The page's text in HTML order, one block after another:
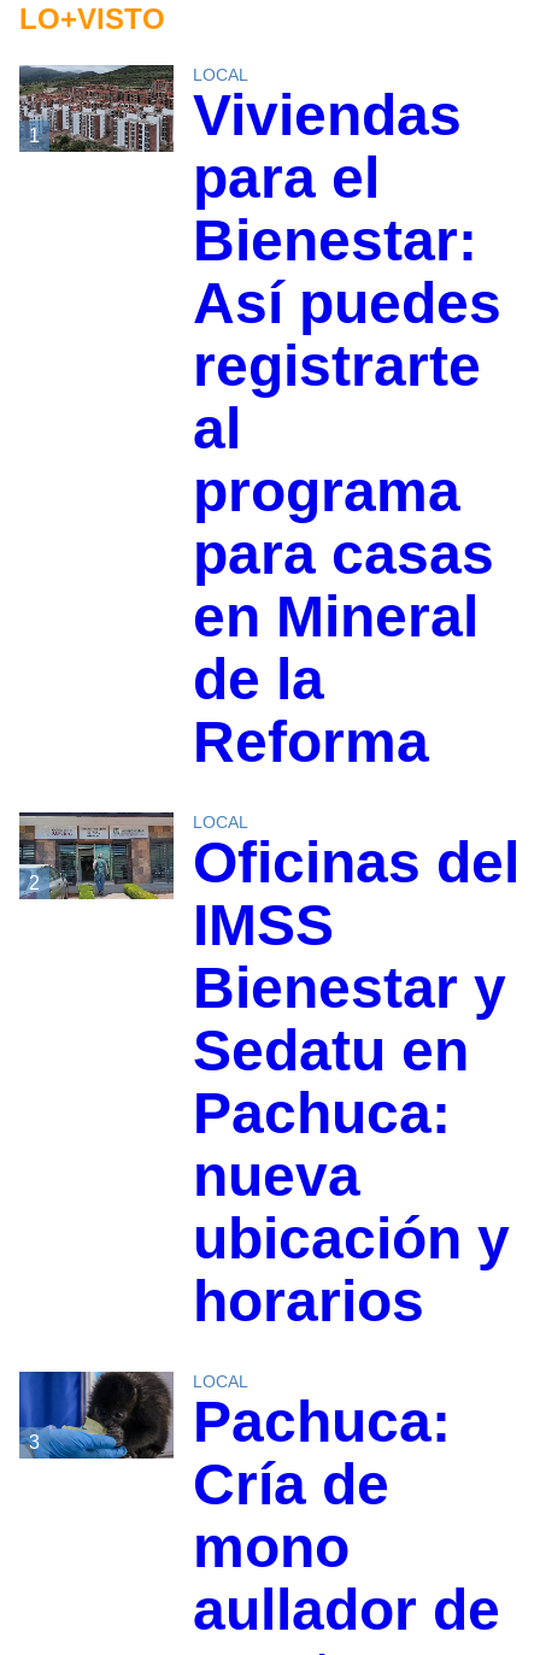
LO+VISTO
1
LOCAL
Viviendas
para el
Bienestar:
Así puedes
registrarte
al
programa
para casas
en Mineral
de la
Reforma
2
LOCAL
Oficinas del
IMSS
Bienestar y
Sedatu en
Pachuca:
nueva
ubicación y
horarios
3
LOCAL
Pachuca:
Cría de
mono
aullador de